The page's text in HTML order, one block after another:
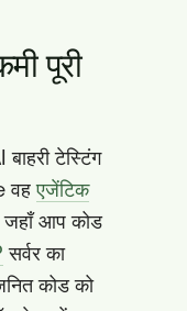
पूरी
टेस्टिंग
वहएजेंटिक
जहाँ आप कोड
सर्वर का
कोड को